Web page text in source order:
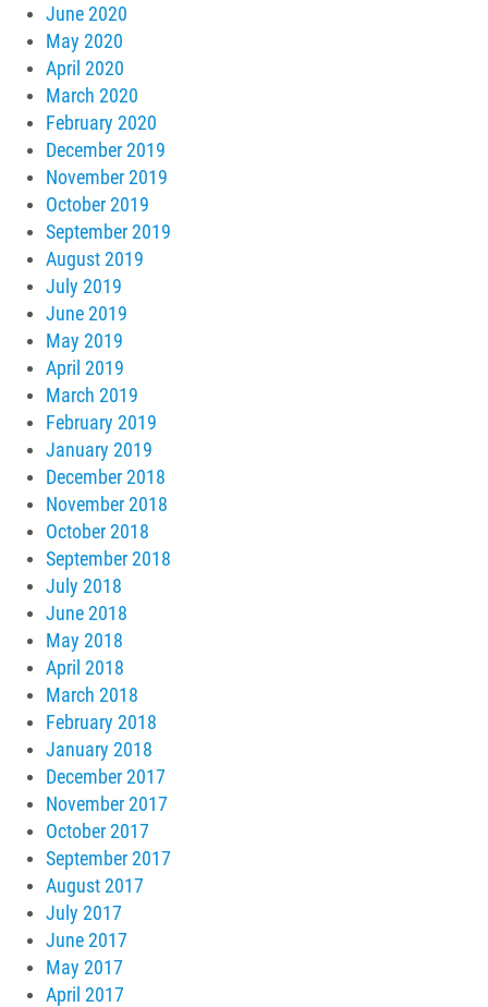
June 2020
May 2020
April 2020
March 2020
February 2020
December 2019
November 2019
October 2019
September 2019
August 2019
July 2019
June 2019
May 2019
April 2019
March 2019
February 2019
January 2019
December 2018
November 2018
October 2018
September 2018
July 2018
June 2018
May 2018
April 2018
March 2018
February 2018
January 2018
December 2017
November 2017
October 2017
September 2017
August 2017
July 2017
June 2017
May 2017
April 2017